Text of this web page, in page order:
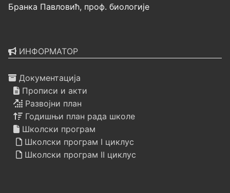
Бранка Павловић, проф. биологије
ИНФОРМАТОР
Документација
Прописи и акти
Развојни план
Годишњи план рада школе
Школски програм
Школски програм I циклус
Школски програм II циклус